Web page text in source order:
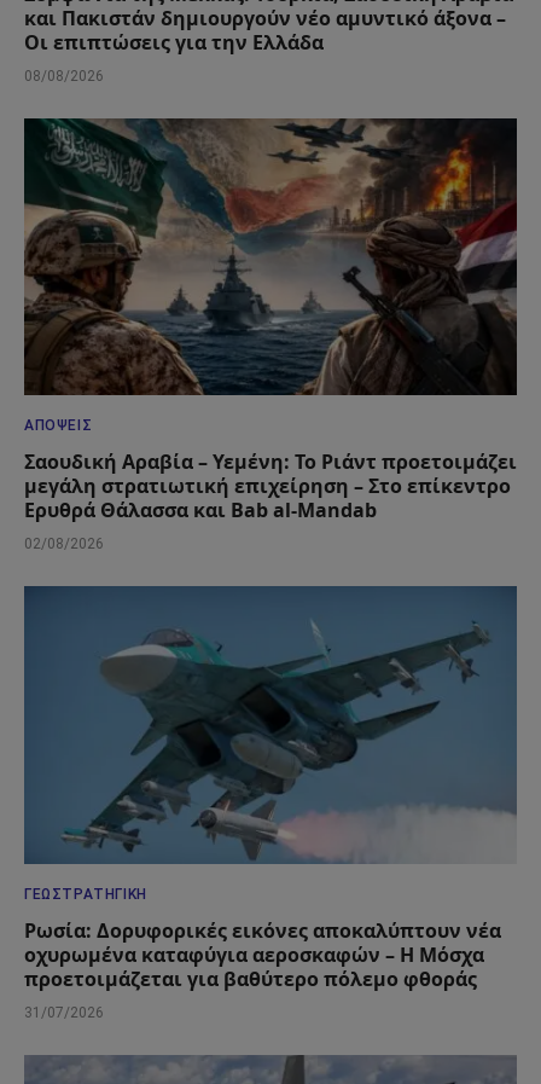
και Πακιστάν δημιουργούν νέο αμυντικό άξονα –
Οι επιπτώσεις για την Ελλάδα
08/08/2026
ΑΠΌΨΕΙΣ
Σαουδική Αραβία – Υεμένη: Το Ριάντ προετοιμάζει
μεγάλη στρατιωτική επιχείρηση – Στο επίκεντρο
Ερυθρά Θάλασσα και Bab al-Mandab
02/08/2026
ΓΕΩΣΤΡΑΤΗΓΙΚΉ
Ρωσία: Δορυφορικές εικόνες αποκαλύπτουν νέα
οχυρωμένα καταφύγια αεροσκαφών – Η Μόσχα
προετοιμάζεται για βαθύτερο πόλεμο φθοράς
31/07/2026